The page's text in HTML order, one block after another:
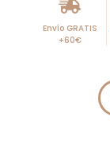
Envío GRATIS
+60€